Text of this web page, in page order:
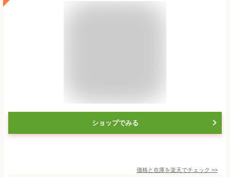
ショップでみる
価格と在庫を楽天でチェック >>